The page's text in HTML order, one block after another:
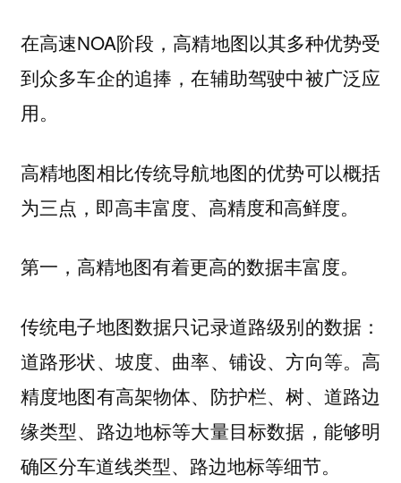
在高速NOA阶段，高精地图以其多种优势受
到众多车企的追捧，在辅助驾驶中被广泛应
用。
高精地图相比传统导航地图的优势可以概括
为三点，即高丰富度、高精度和高鲜度。
第一，高精地图有着更高的数据丰富度。
传统电子地图数据只记录道路级别的数据：
道路形状、坡度、曲率、铺设、方向等。高
精度地图有高架物体、防护栏、树、道路边
缘类型、路边地标等大量目标数据，能够明
确区分车道线类型、路边地标等细节。